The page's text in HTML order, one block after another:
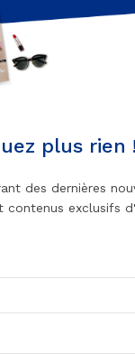
610 du magazine
octobre 2022.
plus rien !
des dernières
contenus exclusifs